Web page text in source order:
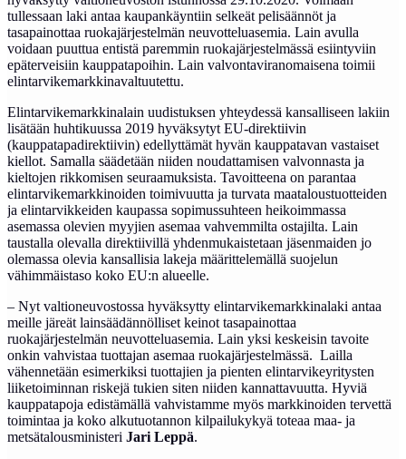
tullessaan laki antaa kaupankäyntiin selkeät pelisäännöt ja
tasapainottaa ruokajärjestelmän neuvotteluasemia. Lain avulla
voidaan puuttua entistä paremmin ruokajärjestelmässä esiintyviin
epäterveisiin kauppatapoihin. Lain valvontaviranomaisena toimii
elintarvikemarkkinavaltuutettu.
Elintarvikemarkkinalain uudistuksen yhteydessä kansalliseen lakiin
lisätään huhtikuussa 2019 hyväksytyt EU-direktiivin
(kauppatapadirektiivin) edellyttämät hyvän kauppatavan vastaiset
kiellot. Samalla säädetään niiden noudattamisen valvonnasta ja
kieltojen rikkomisen seuraamuksista. Tavoitteena on parantaa
elintarvikemarkkinoiden toimivuutta ja turvata maataloustuotteiden
ja elintarvikkeiden kaupassa sopimussuhteen heikoimmassa
asemassa olevien myyjien asemaa vahvemmilta ostajilta. Lain
taustalla olevalla direktiivillä yhdenmukaistetaan jäsenmaiden jo
olemassa olevia kansallisia lakeja määrittelemällä suojelun
vähimmäistaso koko EU:n alueelle.
– Nyt valtioneuvostossa hyväksytty elintarvikemarkkinalaki antaa
meille järeät lainsäädännölliset keinot tasapainottaa
ruokajärjestelmän neuvotteluasemia. Lain yksi keskeisin tavoite
onkin vahvistaa tuottajan asemaa ruokajärjestelmässä. Lailla
vähennetään esimerkiksi tuottajien ja pienten elintarvikeyritysten
liiketoiminnan riskejä tukien siten niiden kannattavuutta. Hyviä
kauppatapoja edistämällä vahvistamme myös markkinoiden tervettä
toimintaa ja koko alkutuotannon kilpailukykyä toteaa maa- ja
metsätalousministeri Jari Leppä.